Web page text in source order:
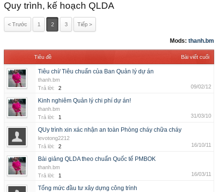
Quy trình, kế hoạch QLDA
< Trước 1 2 3 Tiếp >
Mods: thanh.bm
Tiêu đề Bài viết cuối
Tiêu chí/ Tiêu chuẩn của Ban Quản lý dự án
thanh.bm
Trả lời:
2 09/02/12
Kinh nghiêm Quản lý chi phí dự án!
thanh.bm
Trả lời:
1 31/03/10
QUy trình xin xác nhận an toàn Phòng cháy chữa cháy
levotong2212
Trả lời:
2 16/10/11
Bài giảng QLDA theo chuẩn Quốc tế PMBOK
thanh.bm
Trả lời:
1 16/03/11
Tổng mức đầu tư xây dựng công trình